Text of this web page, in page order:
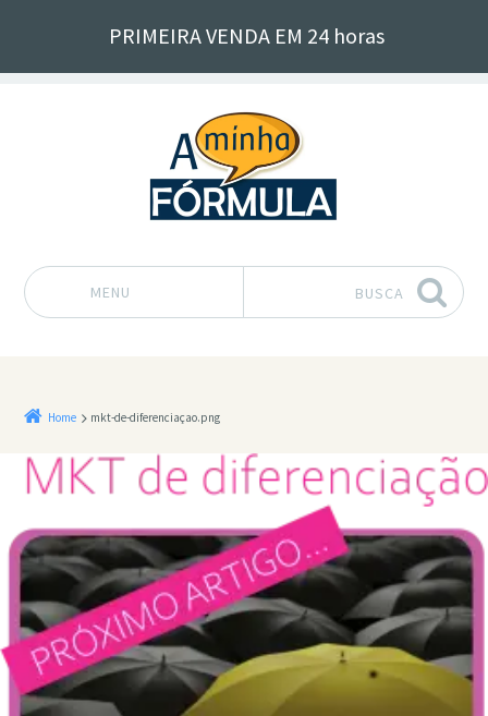
PRIMEIRA VENDA EM 24 horas
MENU BUSCA
Home mkt-de-diferenciaçao.png